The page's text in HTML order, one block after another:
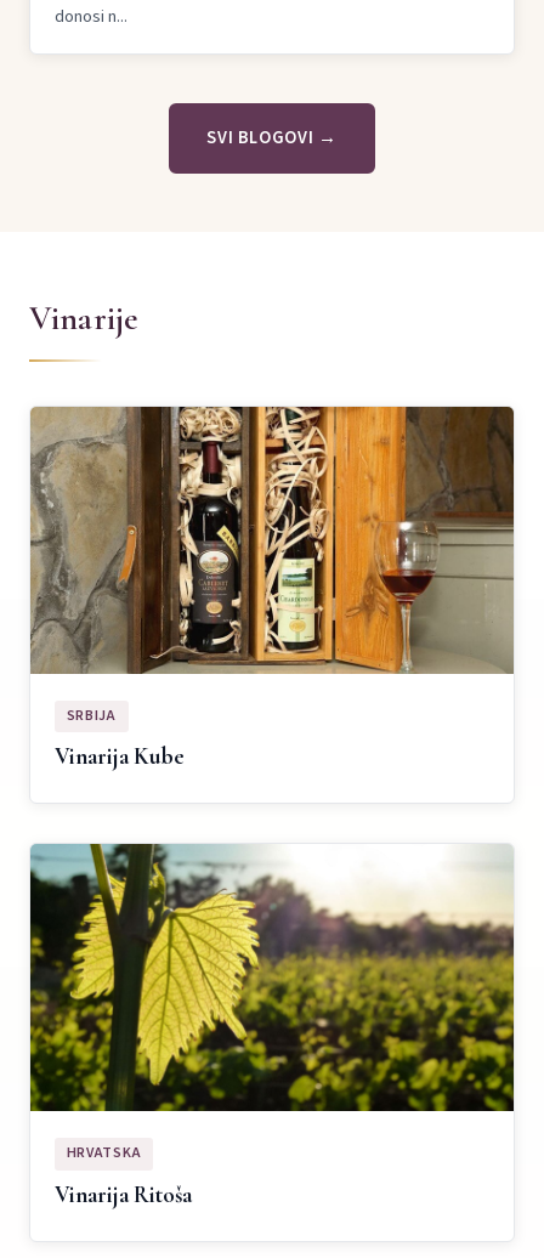
donosi n...
SVI BLOGOVI →
Vinarije
SRBIJA
Vinarija Kube
HRVATSKA
Vinarija Ritoša